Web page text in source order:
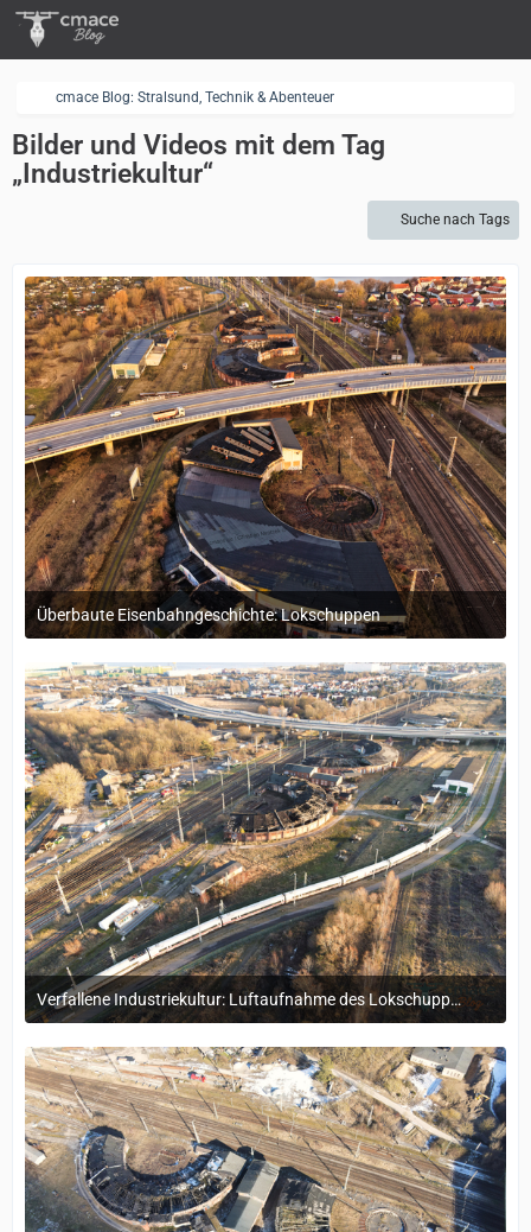
cmace Blog: Stralsund, Technik & Abenteuer
Bilder und Videos mit dem Tag
„Industriekultur“
Suche nach Tags
Überbaute Eisenbahngeschichte: Lokschuppen
15. Dezember 2025 um 10:34
Verfallene Industriekultur: Luftaufnahme des Lokschuppens Stralsund
25. Juli 2025 um 11:50